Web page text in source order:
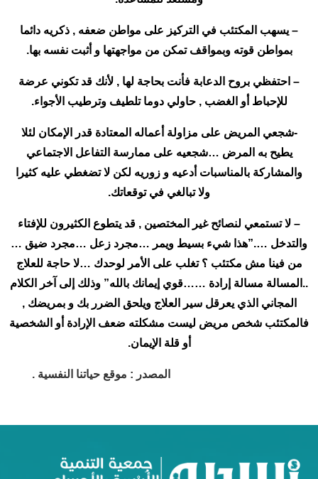
– يسهب المكتئب في التركيز على مواطن ضعفه , ذكريه دائما
بمواطن قوته وبمواقف تمكن من مواجهتها و أثبت نفسه بها.
– احتفظي بروح الدعابة فأنت بحاجة لها , لأنك قد تكوني عرضة
للإحباط أو الغضب , حاولي دوما تلطيف وترطيب الأجواء.
-شجعي المريض على مزاولة أعماله المعتادة قدر الإمكان لئلا
يطيح به المرض …شجعيه على ممارسة التفاعل الاجتماعي
والمشاركة بالمناسبات أدعيه و زوريه لكن لا تضغطي عليه كثيرا
ولا تبالغي في توقعاتك.
– لا تستمعي لنصائح غير المختصين , قد يتطوع الكثيرون للإفتاء
والتدخل ….”هذا شيء بسيط ويمر …مجرد زعل …مجرد ضيق …
من فينا مش مكتئب ؟ تغلب على الأمر لوحدك …لا حاجة للعلاج
..المسالة مسالة إرادة ……قوي إيمانك بالله” وذلك إلى آخر الكلام
المجاني الذي يعرقل سير العلاج ويلحق الضرر بك و بمريضك ,
فالمكتئب شخص مريض ليست مشكلته ضعف الإرادة أو الشخصية
أو قلة الإيمان.
المصدر : موقع حياتنا النفسية .